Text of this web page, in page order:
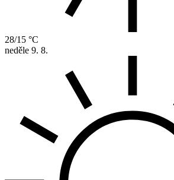
28/15 °C
neděle 9. 8.